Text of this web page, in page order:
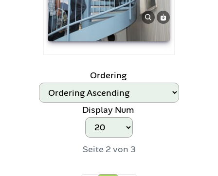
Ordering
Display Num
Seite 2 von 3